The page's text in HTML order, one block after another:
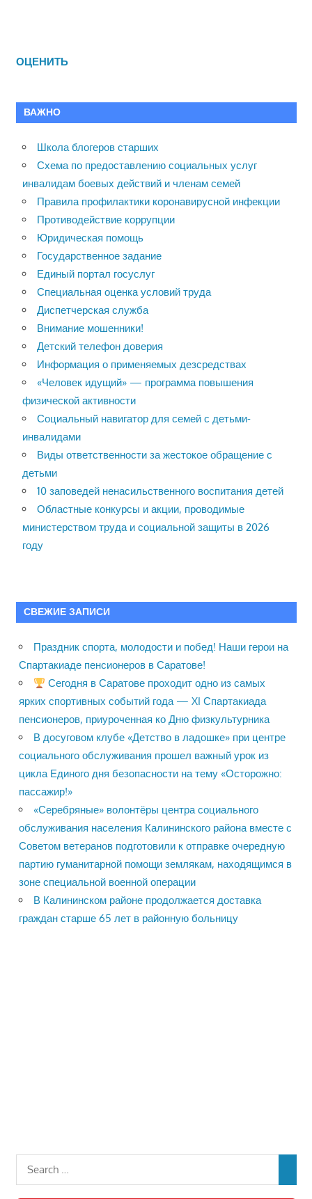
ОЦЕНИТЬ
ВАЖНО
Школа блогеров старших
Схема по предоставлению социальных услуг
инвалидам боевых действий и членам семей
Правила профилактики коронавирусной инфекции
Противодействие коррупции
Юридическая помощь
Государственное задание
Единый портал госуслуг
Специальная оценка условий труда
Диспетчерская служба
Внимание мошенники!
Детский телефон доверия
Информация о применяемых дезсредствах
«Человек идущий» — программа повышения
физической активности
Социальный навигатор для семей с детьми-
инвалидами
Виды ответственности за жестокое обращение с
детьми
10 заповедей ненасильственного воспитания детей
Областные конкурсы и акции, проводимые
министерством труда и социальной защиты в 2026
году
СВЕЖИЕ ЗАПИСИ
Праздник спорта, молодости и побед! Наши герои на
Спартакиаде пенсионеров в Саратове!
Сегодня в Саратове проходит одно из самых
ярких спортивных событий года — XI Спартакиада
пенсионеров, приуроченная ко Дню физкультурника
В досуговом клубе «Детство в ладошке» при центре
социального обслуживания прошел важный урок из
цикла Единого дня безопасности на тему «Осторожно:
пассажир!»
«Серебряные» волонтёры центра социального
обслуживания населения Калининского района вместе с
Советом ветеранов подготовили к отправке очередную
партию гуманитарной помощи землякам, находящимся в
зоне специальной военной операции
В Калининском районе продолжается доставка
граждан старше 65 лет в районную больницу